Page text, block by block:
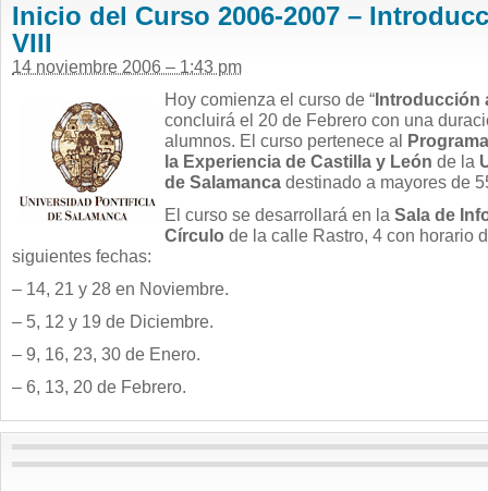
Inicio del Curso 2006-2007 –
VIII
14 noviembre 2006 – 1:43 pm
Hoy comienza el curso de “Introducción
concluirá el 20 de Febrero con una
alumnos. El curso pertenece al
la Experiencia de Castilla y León de la
de Salamanca destinado a mayores de
El curso se desarrollará en la Sala de
Círculo de la calle Rastro, 4 con horario
siguientes fechas:
– 14, 21 y 28 en Noviembre.
– 5, 12 y 19 de Diciembre.
– 9, 16, 23, 30 de Enero.
– 6, 13, 20 de Febrero.